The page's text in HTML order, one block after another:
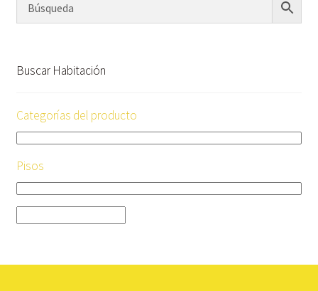
Buscar Habitación
Categorías del producto
Pisos